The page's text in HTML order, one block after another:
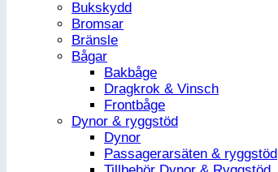
Bukskydd
Bromsar
Bränsle
Bågar
Bakbåge
Dragkrok & Vinsch
Frontbåge
Dynor & ryggstöd
Dynor
Passagerarsäten & ryggstöd